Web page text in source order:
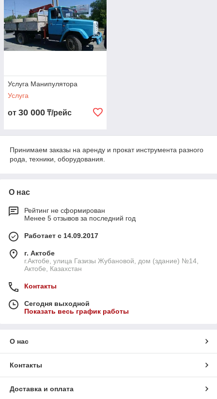
Услуга Манипулятора
Услуга
от 30 000 ₸/рейс
Принимаем заказы на аренду и прокат инструмента разного
рода, техники, оборудования.
О нас
Рейтинг не сформирован
Менее 5 отзывов за последний год
Работает с 14.09.2017
г. Актобе
г.Актобе, улица Газизы Жубановой, дом (здание) №14,
Актобе, Казахстан
Контакты
Сегодня выходной
Показать весь график работы
О нас
Контакты
Доставка и оплата